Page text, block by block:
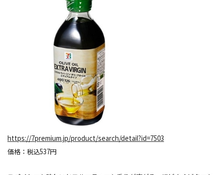
https://7premium.jp/product/search/detail?id=7503
価格：税込537円